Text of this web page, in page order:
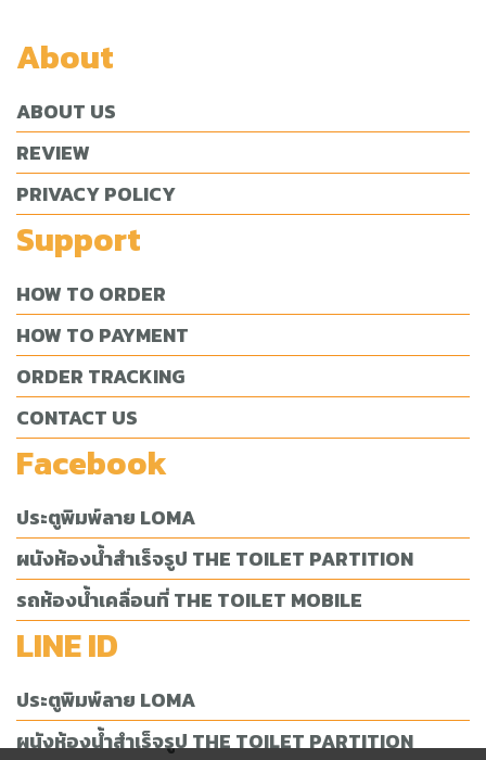
About
ABOUT US
REVIEW
PRIVACY POLICY
Support
HOW TO ORDER
HOW TO PAYMENT
ORDER TRACKING
CONTACT US
Facebook
ประตูพิมพ์ลาย LOMA
ผนังห้องน้ำสำเร็จรูป THE TOILET PARTITION
รถห้องน้ำเคลื่อนที่ THE TOILET MOBILE
LINE ID
ประตูพิมพ์ลาย LOMA
ผนังห้องน้ำสำเร็จรูป THE TOILET PARTITION